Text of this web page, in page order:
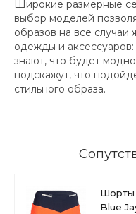
Широкие размерные
выбор моделей
образов на все
одежды и
знают, что будет
подскажут, что
стильного образа.
Шорты
Blue